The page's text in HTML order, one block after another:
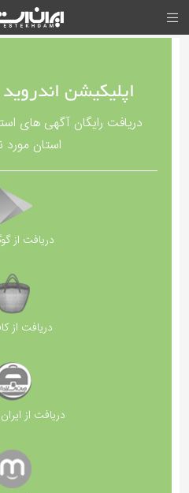
اپلیکیشن
دریافت رایگان آگهی های
استان مورد
دریافت از
دریافت از
دریافت از